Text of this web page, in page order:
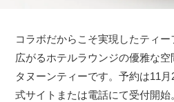
コラボだからこそ実現したティ
広がるホテルラウンジの優雅な
タヌーンティーです。予約は11
式サイトまたは電話にて受付開始